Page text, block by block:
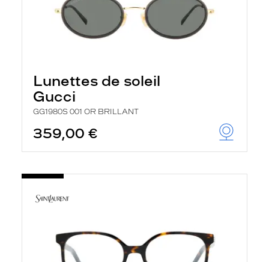
Lunettes de soleil
Gucci
GG1980S 001 OR BRILLANT
359,00 €